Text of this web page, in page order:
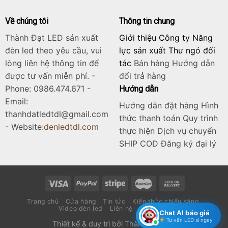
Về chúng tôi
Thành Đạt LED sản xuất
đèn led theo yêu cầu, vui
lòng liên hệ thông tin để
được tư vấn miễn phí. -
Phone: 0986.474.671 -
Email:
thanhdatledtdl@gmail.com
- Website:denledtdl.com
Thông tin chung
Giới thiệu Công ty Năng
lực sản xuất Thư ngỏ đối
tác Bán hàng Hướng dẫn
đổi trả hàng
Hướng dẫn
Hướng dẫn đặt hàng Hình
thức thanh toán Quy trình
thực hiện Dịch vụ chuyển
SHIP COD Đăng ký đại lý
Trang chủ Cửa hàng Tin tức
Kiến thức chiếu sáng
Video đèn led
Liên hệ Catalogue
Thiết kế & duy trì bởi Thành Đạt LED
Chat AI báo giá
Tư vấn LED sỉ ngay